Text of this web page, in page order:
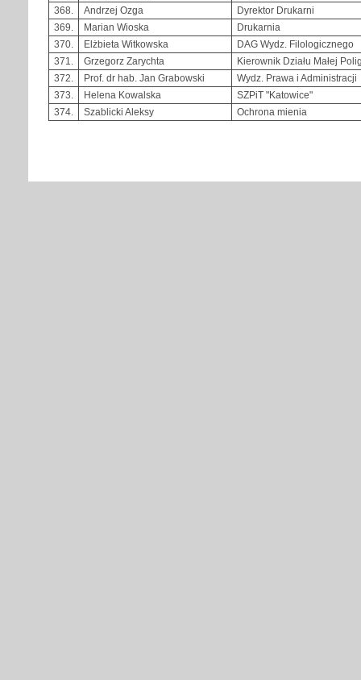
368.
Andrzej Ozga
Dyrektor Drukarni
369.
Marian Wioska
Drukarnia
370.
Elżbieta Witkowska
DAG Wydz. Filologicznego
371.
Grzegorz Zarychta
Kierownik Działu Małej
372.
Prof. dr hab. Jan Grabowski
Wydz. Prawa i Administracji
373.
Helena Kowalska
SZPiT "Katowice"
374.
Szablicki Aleksy Ochrona mienia